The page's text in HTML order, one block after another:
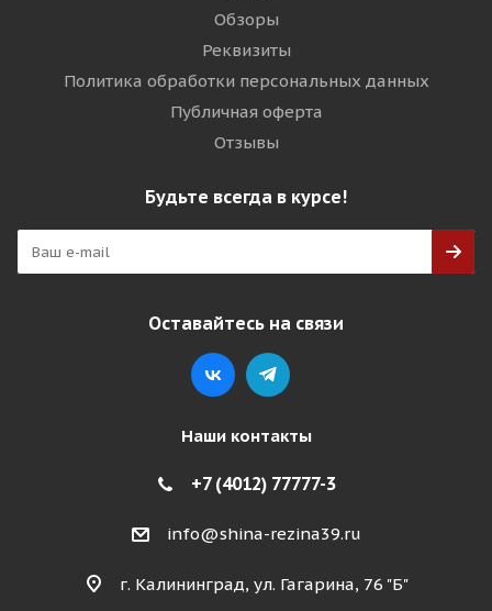
Обзоры
Реквизиты
Политика обработки персональных данных
Публичная оферта
Отзывы
Будьте всегда в курсе!
Оставайтесь на связи
Наши контакты
+7 (4012) 77777-3
info@shina-rezina39.ru
г. Калининград, ул. Гагарина, 76 "Б"